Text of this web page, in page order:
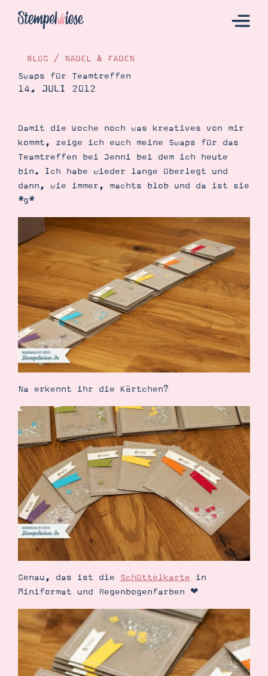
Katalog
Bestellen
Kontakt
Angebote
Demonstrator werden
Blog
Gutscheine
Produkte erklärt
Über mich
Über Stampin’ Up!
Tipps & Tricks
Ordnungstipps
BLOG / NADEL & FADEN
Swaps für Teamtreffen
14. JULI 2012
Damit die Woche noch was kreatives von mir
kommt, zeige ich euch meine Swaps für das
Teamtreffen bei Jenni bei dem ich heute
bin. Ich habe wieder lange überlegt und
dann, wie immer, machts blob und da ist sie
*g*
Na erkennt ihr die Kärtchen?
Genau, das ist die Schüttelkarte in
Miniformat und Regenbogenfarben ❤